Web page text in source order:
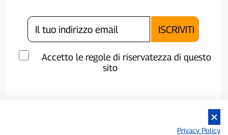
Accetto le regole di riservatezza di questo
sito
Privacy Policy